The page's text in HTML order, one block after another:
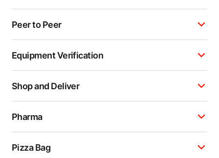
Peer to Peer
Equipment Verification
Shop and Deliver
Pharma
Pizza Bag